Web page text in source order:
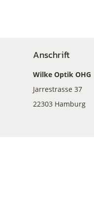
Anschrift
Wilke Optik OHG
Jarrestrasse 37
22303 Hamburg